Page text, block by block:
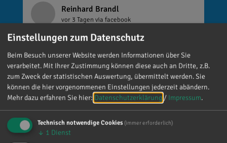
Reinhard Brandl
vor 3 Tagen via facebook
Mein meistgenutztes Wort am Samstag war:
„Danke!“ 😊 Vielen Dank für die zahlreichen
Glückwünsche, Nachrichten, Anrufe und die
vielen lieben Worte. Ich habe mich wirklich
über jede einzelne Aufmerksamkeit gefreut. Es
ist alles andere als selbstverständlich, dass sich
denken. Umso mehr weiß ich das zu schätzen.
Einstellungen zum Datenschutz
Beim Besuch unserer Website werden Informationen über Sie
verarbeitet. Mit Ihrer Zustimmung können diese auch an Dritte, z.B.
zum Zweck der statistischen Auswertung, übermittelt werden. Sie
können die hier vorgenommenen Einstellungen jederzeit abändern.
Mehr dazu erfahren Sie hier: Datenschutzerklärung / Impressum.
Technisch notwendige Cookies (immer erforderlich)
↓ 1 Dienst